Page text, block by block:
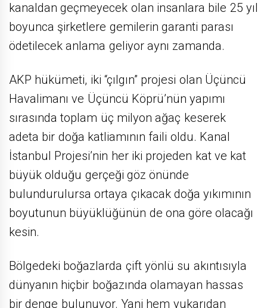
kanaldan geçmeyecek olan insanlara bile 25 yıl
boyunca şirketlere gemilerin garanti parası
ödetilecek anlama geliyor aynı zamanda.
AKP hükümeti, iki “çılgın” projesi olan Üçüncü
Havalimanı ve Üçüncü Köprü’nün yapımı
sırasında toplam üç milyon ağaç keserek
adeta bir doğa katliamının faili oldu. Kanal
İstanbul Projesi’nin her iki projeden kat ve kat
büyük olduğu gerçeği göz önünde
bulundurulursa ortaya çıkacak doğa yıkımının
boyutunun büyüklüğünün de ona göre olacağı
kesin.
Bölgedeki boğazlarda çift yönlü su akıntısıyla
dünyanın hiçbir boğazında olamayan hassas
bir denge bulunuyor. Yani hem yukarıdan